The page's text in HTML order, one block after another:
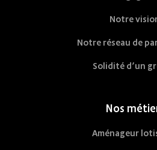
Notre
Notre réseau de
Solidité d’un
Nos
Aménageur